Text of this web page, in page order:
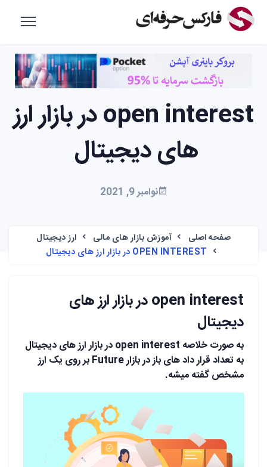
open interest در بازار ارز
های دیجیتال
نوامبر 9, 2021
صفحه اصلی آموزش بازار های مالی
ارز دیجیتال
OPEN INTEREST در بازار ارز های دیجیتال
open interest در بازار ارز های
دیجیتال
به صورت خلاصه open interest در بازار ارز های دیجیتال
به تعداد قرار داد های باز در بازار Future بر روی یک ارز
مشخص گفته میشه.